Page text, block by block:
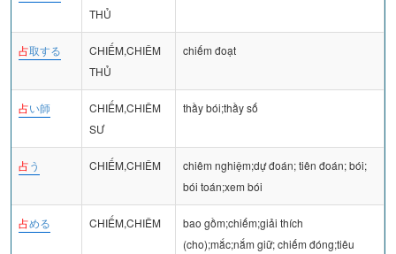
THỦ
占取する
CHIẾM,CHIÊM
THỦ
chiếm đoạt
占い師
CHIẾM,CHIÊM
SƯ
thầy bói;thầy số
占う CHIẾM,CHIÊM
chiêm nghiệm;dự đoán; tiên đoán; bói;
bói toán;xem bói
占める CHIẾM,CHIÊM
bao gồm;chiếm;giải thích
(cho);mắc;nắm giữ; chiếm đóng;tiêu